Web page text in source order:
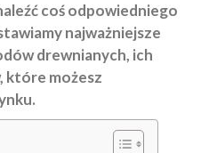
coś odpowiedniego
najważniejsze
drewnianych, ich
które możesz